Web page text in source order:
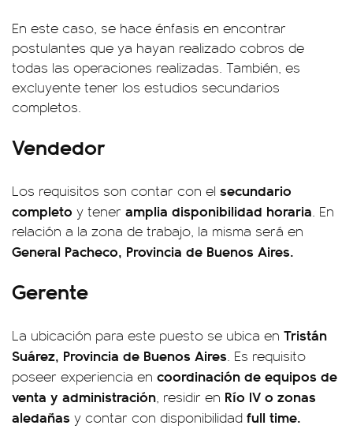
En este caso, se hace énfasis en encontrar
postulantes que ya hayan realizado cobros de
todas las operaciones realizadas. También, es
excluyente tener los estudios secundarios
completos.
Vendedor
Los requisitos son contar con el secundario
completo y tener amplia disponibilidad horaria. En
relación a la zona de trabajo, la misma será en
General Pacheco, Provincia de Buenos Aires.
Gerente
La ubicación para este puesto se ubica en Tristán
Suárez, Provincia de Buenos Aires. Es requisito
poseer experiencia en coordinación de equipos de
venta y administración, residir en Río IV o zonas
aledañas y contar con disponibilidad full time.